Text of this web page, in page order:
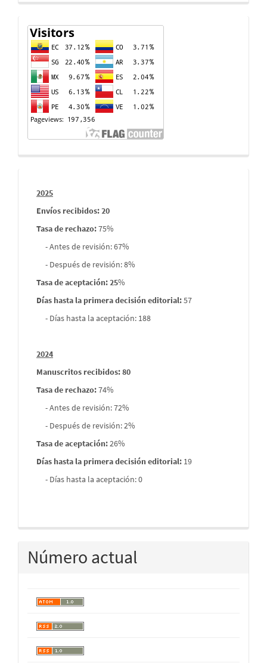
Contador
de
visitas
Informes
envios
2025
Envíos recibidos: 20
Tasa de rechazo:75%
- Antes de revisión: 67%
- Después de revisión: 8%
Tasa de aceptación: 25%
Días hasta la primera decisión editorial:57
- Días hasta la aceptación: 188
2024
Manuscritos recibidos: 80
Tasa de rechazo:74%
- Antes de revisión: 72%
- Después de revisión: 2%
Tasa de aceptación:26%
Días hasta la primera decisión editorial: 19
- Días hasta la aceptación: 0
Número actual